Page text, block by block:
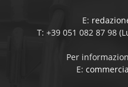
E:
T: +39 051 082 87 98
Per
E: